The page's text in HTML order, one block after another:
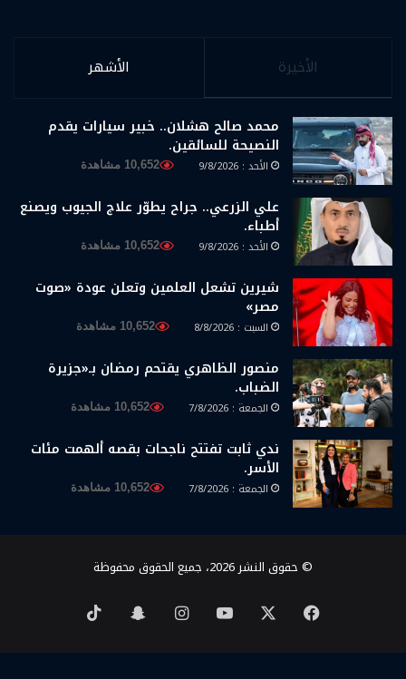
الأخيرة الأشهر
محمد صالح هشلان.. خبير سيارات يقدم
النصيحة للسائقين.
الأحد : 9/8/2026 10,652 مشاهدة
علي الزرعي.. جراح يطوّر علاج الجيوب ويصنع
أطباء.
الأحد : 9/8/2026 10,652 مشاهدة
شيرين تشعل العلمين وتعلن عودة «صوت
مصر»
السبت : 8/8/2026 10,652 مشاهدة
منصور الظاهري يقتحم رمضان بـ«جزيرة
الضباب.
الجمعة : 7/8/2026 10,652 مشاهدة
ندي ثابت تفتتح ناجحات بقصه ألهمت مئات
الأسر.
الجمعة : 7/8/2026 10,652 مشاهدة
© حقوق النشر 2026، جميع الحقوق محفوظة
فيسبوك ‫YouTubeانستقرامسناب